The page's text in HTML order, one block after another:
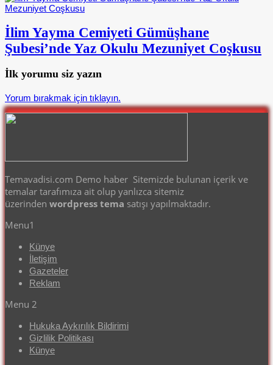
İlim Yayma Cemiyeti Gümüşhane
Şubesi’nde Yaz Okulu Mezuniyet Coşkusu
İlk yorumu siz yazın
Yorum bırakmak için tıklayın.
Temavadisi.com Demo haber Sitemizde bulunan içerik ve
temalar tarafımıza ait olup yanlızca sitemiz
üzerinden wordpress tema satışı yapılmaktadır.
Menu1
Künye
İletişim
Gazeteler
Reklam
Menu 2
Hukuka Aykırılık Bildirimi
Gizlilik Politikası
Künye